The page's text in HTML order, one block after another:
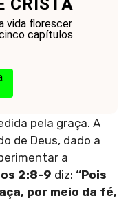
CRISTÃ
vida florescer
capítulos
pela graça. A
de Deus, dado a
a
2:8-9 diz: “Pois
por meio da fé,